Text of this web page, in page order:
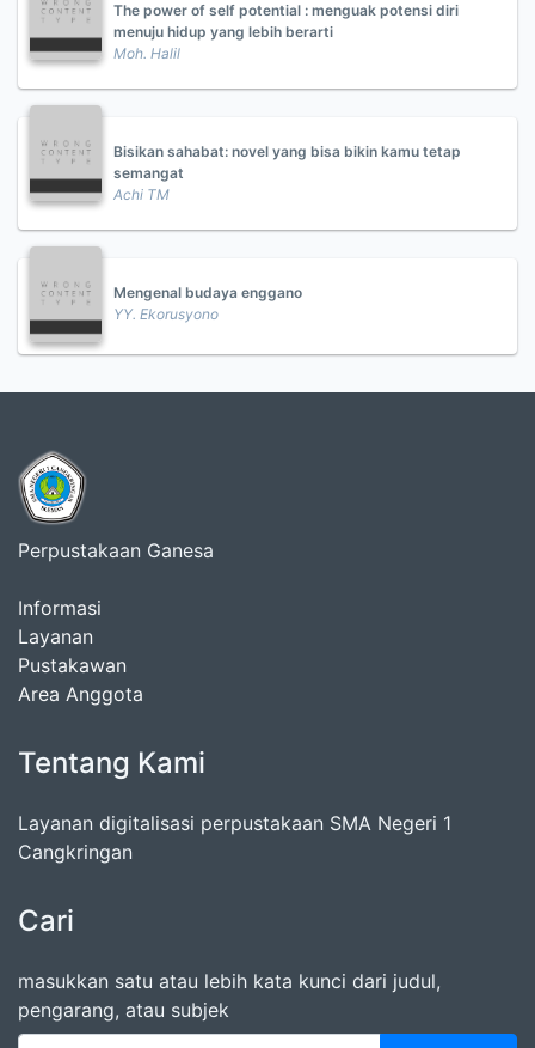
The power of self potential : menguak potensi diri
menuju hidup yang lebih berarti
Moh. Halil
Bisikan sahabat: novel yang bisa bikin kamu tetap
semangat
Achi TM
Mengenal budaya enggano
YY. Ekorusyono
Perpustakaan Ganesa
Informasi
Layanan
Pustakawan
Area Anggota
Tentang Kami
Layanan digitalisasi perpustakaan SMA Negeri 1
Cangkringan
Cari
masukkan satu atau lebih kata kunci dari judul,
pengarang, atau subjek